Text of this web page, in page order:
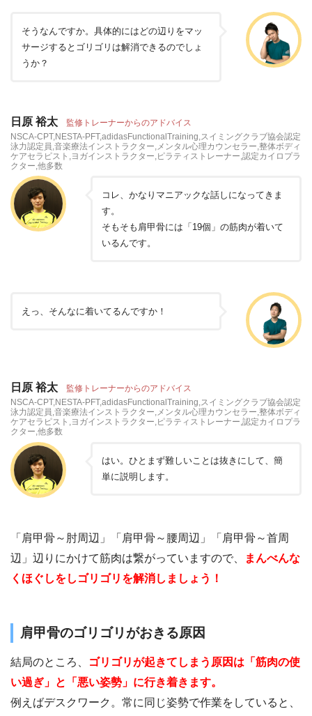
そうなんですか。具体的にはどの辺りをマッ
サージするとゴリゴリは解消できるのでしょ
うか？
日原 裕太 監修トレーナーからのアドバイス
NSCA-CPT,NESTA-PFT,adidasFunctionalTraining,スイミングクラブ協会認定
泳力認定員,音楽療法インストラクター,メンタル心理カウンセラー,整体ボディ
ケアセラピスト,ヨガインストラクター,ピラティストレーナー,認定カイロプラ
クター,他多数
コレ、かなりマニアックな話しになってきま
す。
そもそも肩甲骨には「19個」の筋肉が着いて
いるんです。
えっ、そんなに着いてるんですか！
日原 裕太 監修トレーナーからのアドバイス
NSCA-CPT,NESTA-PFT,adidasFunctionalTraining,スイミングクラブ協会認定
泳力認定員,音楽療法インストラクター,メンタル心理カウンセラー,整体ボディ
ケアセラピスト,ヨガインストラクター,ピラティストレーナー,認定カイロプラ
クター,他多数
はい。ひとまず難しいことは抜きにして、簡
単に説明します。
「肩甲骨～肘周辺」「肩甲骨～腰周辺」「肩甲骨～首周
辺」辺りにかけて筋肉は繋がっていますので、
まんべんな
くほぐしをしゴリゴリを解消しましょう！
肩甲骨のゴリゴリがおきる原因
結局のところ、
ゴリゴリが起きてしまう原因は「筋肉の使
い過ぎ」と「悪い姿勢」に行き着きます。
例えばデスクワーク。常に同じ姿勢で作業をしていると、